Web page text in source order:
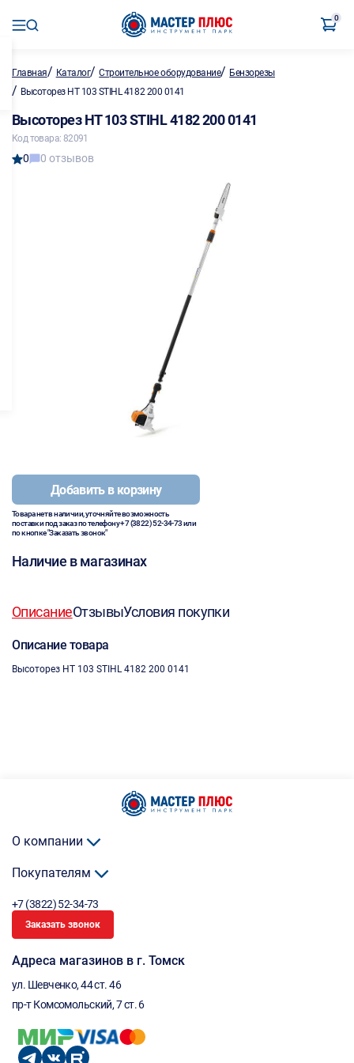
0
Главная/ Каталог/Строительное оборудование/ Бензорезы
/ Высоторез HT 103 STIHL 4182 200 0141
Высоторез HT 103 STIHL 4182 200 0141
Код товара: 82091
0 0 отзывов
Добавить в корзину
Товара нет в наличии, уточняйте возможность
поставки под заказ по телефону+7 (3822) 52-34-73или
по кнопке "Заказать звонок"
Наличие в магазинах
ОписаниеОтзывыУсловия покупки
Описание товара
Высоторез HT 103 STIHL 4182 200 0141
О компании
Покупателям
+7 (3822) 52-34-73
Заказать звонок
Адреса магазинов в г. Томск
ул. Шевченко, 44 ст. 46
пр-т Комсомольский, 7 ст. 6